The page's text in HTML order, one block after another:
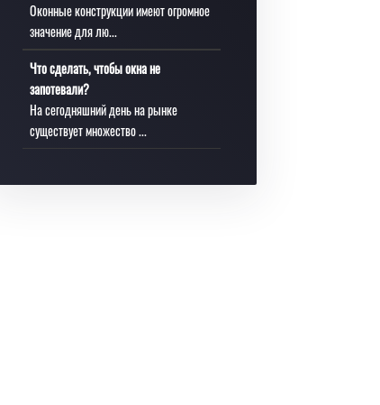
Оконные конструкции имеют огромное
значение для лю...
Что сделать, чтобы окна не
запотевали?
На сегодняшний день на рынке
существует множество ...